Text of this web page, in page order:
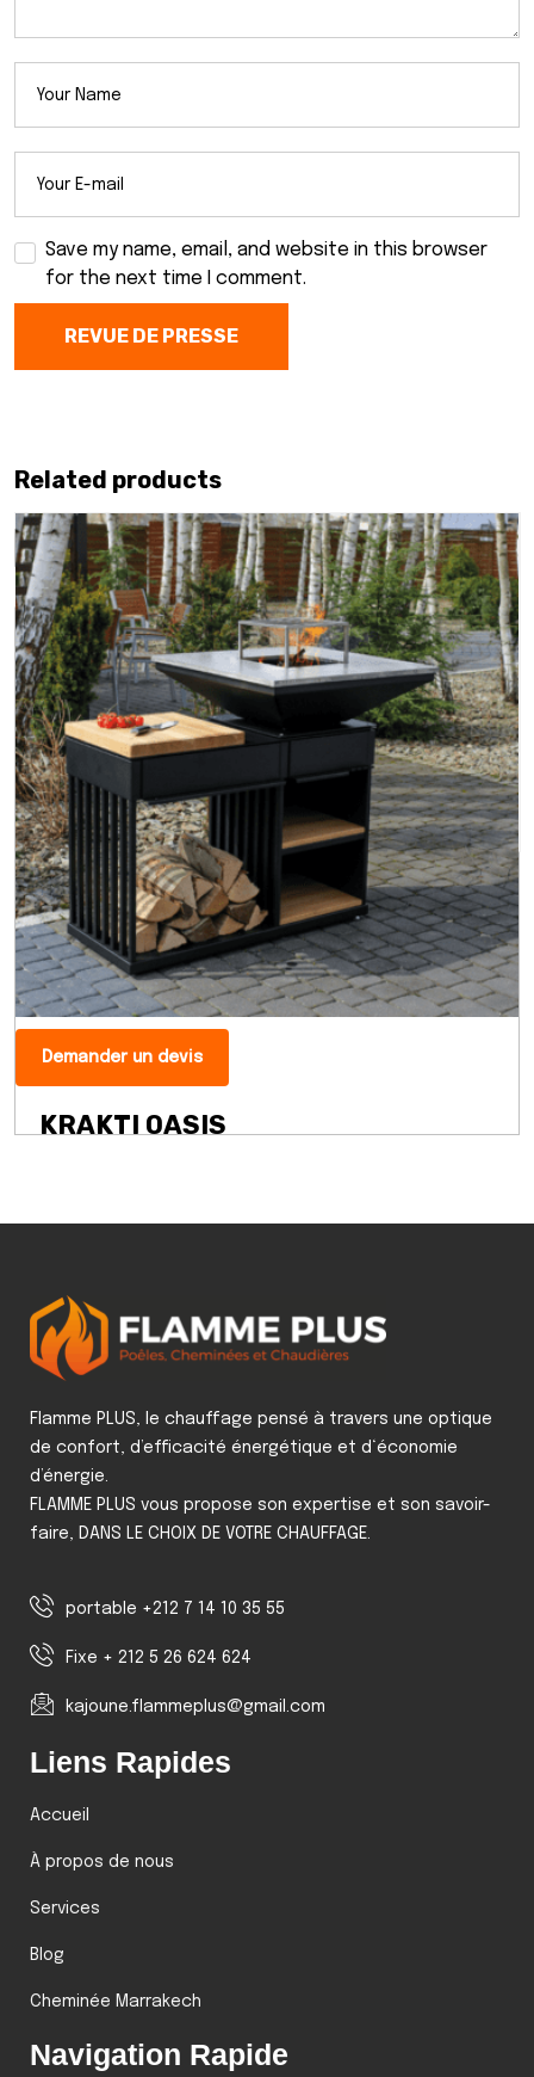
Save my name, email, and website in this browser
for the next time I comment.
REVUE DE PRESSE
Related products
Demander un devis
KRAKTI OASIS
Flamme PLUS, le chauffage pensé à travers une optique
de confort, d’efficacité énergétique et d‘économie
d’énergie.
FLAMME PLUS vous propose son expertise et son savoir-
faire, DANS LE CHOIX DE VOTRE CHAUFFAGE.
portable +212 7 14 10 35 55
Fixe + 212 5 26 624 624
kajoune.flammeplus@gmail.com
Liens Rapides
Accueil
À propos de nous
Services
Blog
Cheminée Marrakech
Navigation Rapide